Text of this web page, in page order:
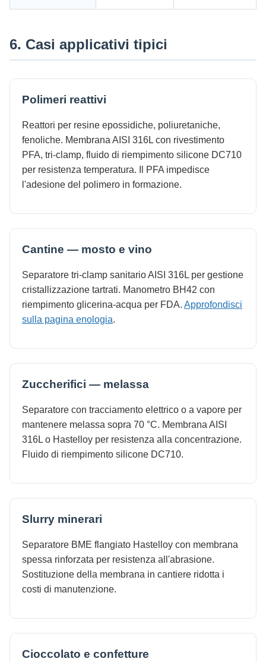
6. Casi applicativi tipici
Polimeri reattivi
Reattori per resine epossidiche, poliuretaniche,
fenoliche. Membrana AISI 316L con rivestimento
PFA, tri-clamp, fluido di riempimento silicone DC710
per resistenza temperatura. Il PFA impedisce
l'adesione del polimero in formazione.
Cantine — mosto e vino
Separatore tri-clamp sanitario AISI 316L per gestione
cristallizzazione tartrati. Manometro BH42 con
riempimento glicerina-acqua per FDA. Approfondisci
sulla pagina enologia.
Zuccherifici — melassa
Separatore con tracciamento elettrico o a vapore per
mantenere melassa sopra 70 °C. Membrana AISI
316L o Hastelloy per resistenza alla concentrazione.
Fluido di riempimento silicone DC710.
Slurry minerari
Separatore BME flangiato Hastelloy con membrana
spessa rinforzata per resistenza all'abrasione.
Sostituzione della membrana in cantiere ridotta i
costi di manutenzione.
Cioccolato e confetture